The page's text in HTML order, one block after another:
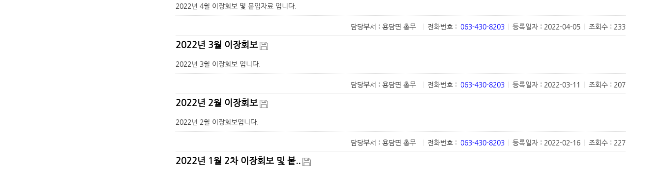
2022년 4월 이장회보 및 붙임자료 입니다.
담당부서 : 용담면 총무 전화번호 : 063-430-8203 등록일자 : 2022-04-05 조회수 : 233
2022년 3월 이장회보
2022년 3월 이장회보 입니다.
담당부서 : 용담면 총무 전화번호 : 063-430-8203 등록일자 : 2022-03-11 조회수 : 207
2022년 2월 이장회보
2022년 2월 이장회보입니다.
담당부서 : 용담면 총무 전화번호 : 063-430-8203 등록일자 : 2022-02-16 조회수 : 227
2022년 1월 2차 이장회보 및 붙..